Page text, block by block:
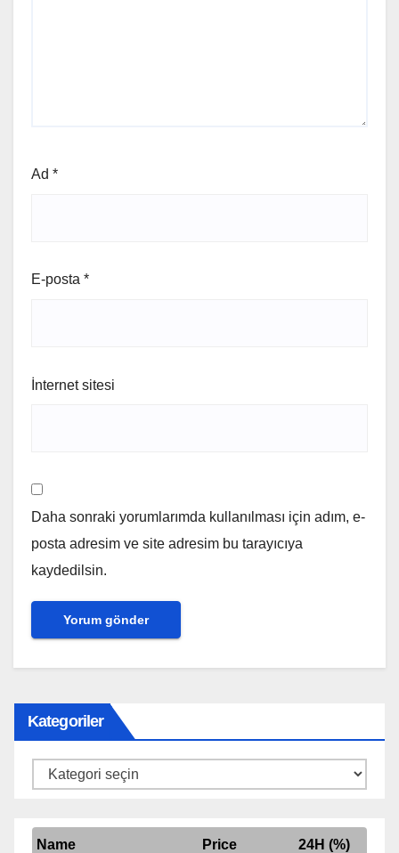
Ad *
E-posta *
İnternet sitesi
Daha sonraki yorumlarımda kullanılması için adım, e-
posta adresim ve site adresim bu tarayıcıya
kaydedilsin.
Kategoriler
Kategoriler
Name Price 24H (%)